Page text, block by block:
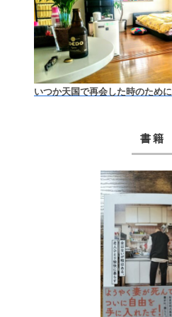
いつか天国で再会した時のために
書籍